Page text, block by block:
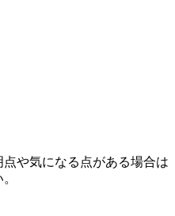
や気になる点がある場合は